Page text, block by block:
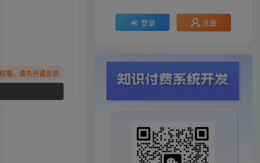
限，请先开通会员
登录 注册